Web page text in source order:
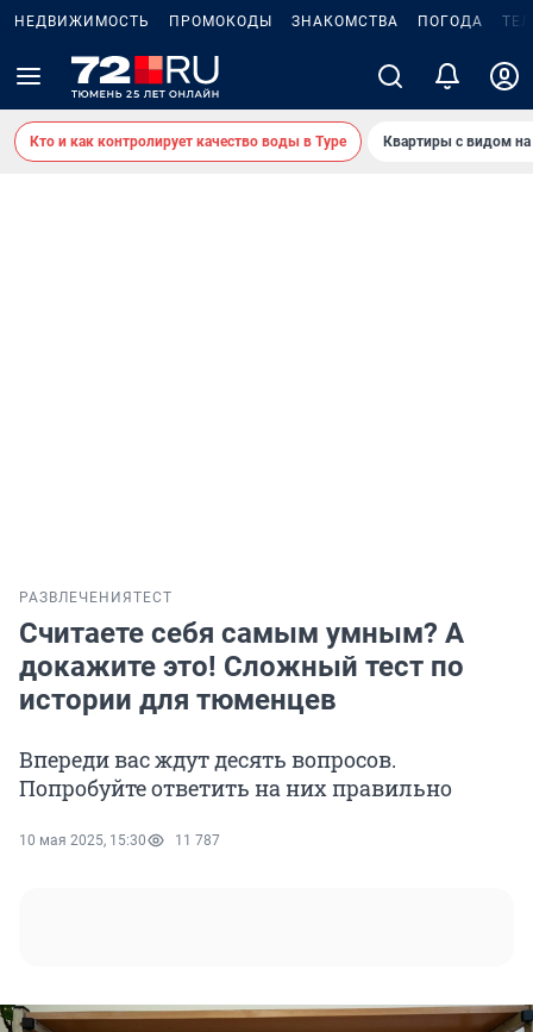
НЕДВИЖИМОСТЬ ПРОМОКОДЫ ЗНАКОМСТВА ПОГОДА
Кто и как контролирует качество воды в Туре Квартиры с видом на
РАЗВЛЕЧЕНИЯ ТЕСТ
Считаете себя самым умным? А
докажите это! Сложный тест по
истории для тюменцев
Впереди вас ждут десять вопросов.
Попробуйте ответить на них правильно
10 мая 2025, 15:30 11 787